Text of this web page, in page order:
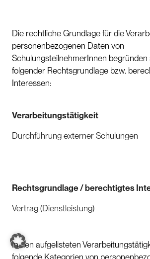
Die rechtliche Grundlage für die
personenbezogenen Daten von
SchulungsteilnehmerInnen begründen
folgender Rechtsgrundlage bzw.
Interessen:
Verarbeitungstätigkeit
Durchführung externer Schulungen
Rechtsgrundlage / berechtigtes
Vertrag (Dienstleistung)
In den aufgelisteten
folgende Kategorien von